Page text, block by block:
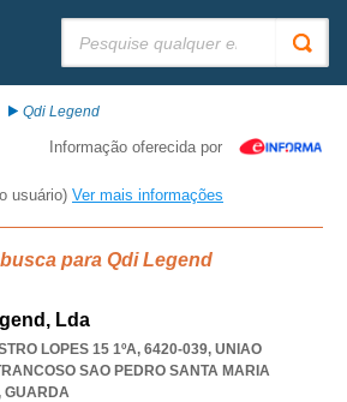
Qdi Legend
Informação oferecida por
usuário) Ver mais informações
para Qdi Legend
Lda
LOPES 15 1ºA, 6420-039, UNIAO
SAO PEDRO SANTA MARIA
GUARDA